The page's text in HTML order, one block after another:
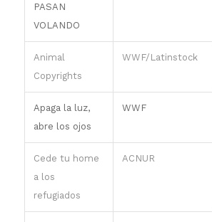
PASAN
VOLANDO
Animal
Copyrights
WWF/Latinstock
Apaga la luz,
abre los ojos
WWF
Cede tu home
a los
refugiados
ACNUR